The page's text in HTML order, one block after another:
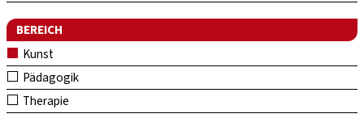
BEREICH
Kunst
Pädagogik
Therapie